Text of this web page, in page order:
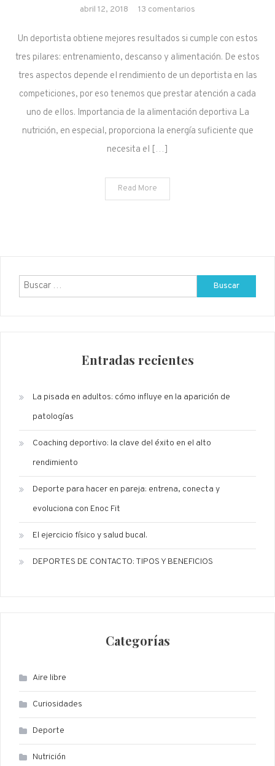
abril 12, 2018 13 comentarios
deporte
Un deportista obtiene mejores resultados si cumple con estos
tres pilares: entrenamiento, descanso y alimentación. De estos
tres aspectos depende el rendimiento de un deportista en las
competiciones, por eso tenemos que prestar atención a cada
uno de ellos. Importancia de la alimentación deportiva La
nutrición, en especial, proporciona la energía suficiente que
necesita el […]
Read More
Buscar:
Entradas recientes
La pisada en adultos: cómo influye en la aparición de
patologías
Coaching deportivo: la clave del éxito en el alto
rendimiento
Deporte para hacer en pareja: entrena, conecta y
evoluciona con Enoc Fit
El ejercicio físico y salud bucal.
DEPORTES DE CONTACTO: TIPOS Y BENEFICIOS
Categorías
Aire libre
Curiosidades
Deporte
Nutrición